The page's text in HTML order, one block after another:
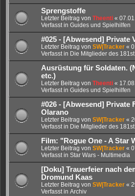
Sprengstoffe
Letzter Beitrag von Theenti «
Verfasst in Guides und Spielhilfen
#025 - [Abwesend] Private
Letzter Beitrag von SW|Tracker «
Verfasst in Die Mitglieder des 181st
Ausrüstung für Soldaten.
etc.)
Letzter Beitrag von Theenti «
Verfasst in Guides und Spielhilfen
#026 - [Abwesend] Private
Olarano
Letzter Beitrag von SW|Tracker «
Verfasst in Die Mitglieder des 181st
Film: "Rogue One - A Star
Letzter Beitrag von SW|Tracker «
Verfasst in Star Wars - Multimedia
[Doku] Trauerfeier nach
Dromund Kaas
Letzter Beitrag von SW|Tracker «
Verfasst in Archiv